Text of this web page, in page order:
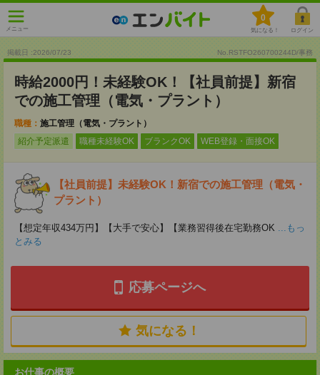
メニュー
0
気になる！ ログイン
掲載日 :2026/07/23 No.RSTFO260700244D/事務
時給2000円！未経験OK！【社員前提】新宿
での施工管理（電気・プラント）
職種： 施工管理（電気・プラント）
紹介予定派遣
職種未経験OK ブランクOK WEB登録・面接OK
【社員前提】未経験OK！新宿での施工管理（電気・
プラント）
【想定年収434万円】【大手で安心】【業務習得後在宅勤務OK ...もっ
とみる
応募ページへ
気になる！
お仕事の概要